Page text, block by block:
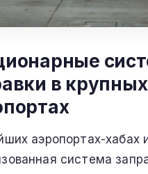
в крупных
аэропортах-хабах
система